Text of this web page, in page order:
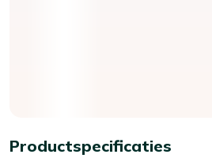
Productspecificaties